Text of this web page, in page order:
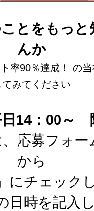
とをもっ
んか
率90％達成！ の
てみてください
14：00～
応募フォー
から
チェック
日時を記入